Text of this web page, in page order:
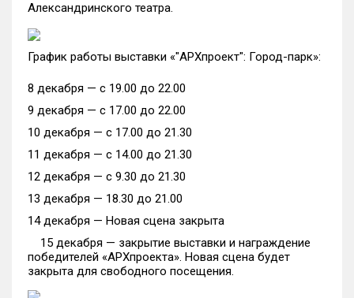
Александринского театра.
График работы выставки «"АРХпроект": Город-парк»:
8 декабря — с 19.00 до 22.00
9 декабря — с 17.00 до 22.00
10 декабря — с 17.00 до 21.30
11 декабря — с 14.00 до 21.30
12 декабря — с 9.30 до 21.30
13 декабря — 18.30 до 21.00
14 декабря — Новая сцена закрыта
15 декабря — закрытие выставки и награждение
победителей «АРХпроекта». Новая сцена будет
закрыта для свободного посещения.